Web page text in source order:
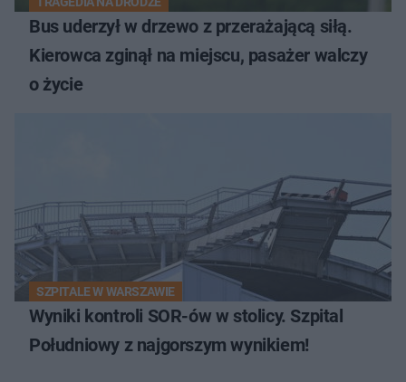
Bus uderzył w drzewo z przerażającą siłą.
Kierowca zginął na miejscu, pasażer walczy
o życie
SZPITALE W WARSZAWIE
Wyniki kontroli SOR-ów w stolicy. Szpital
Południowy z najgorszym wynikiem!